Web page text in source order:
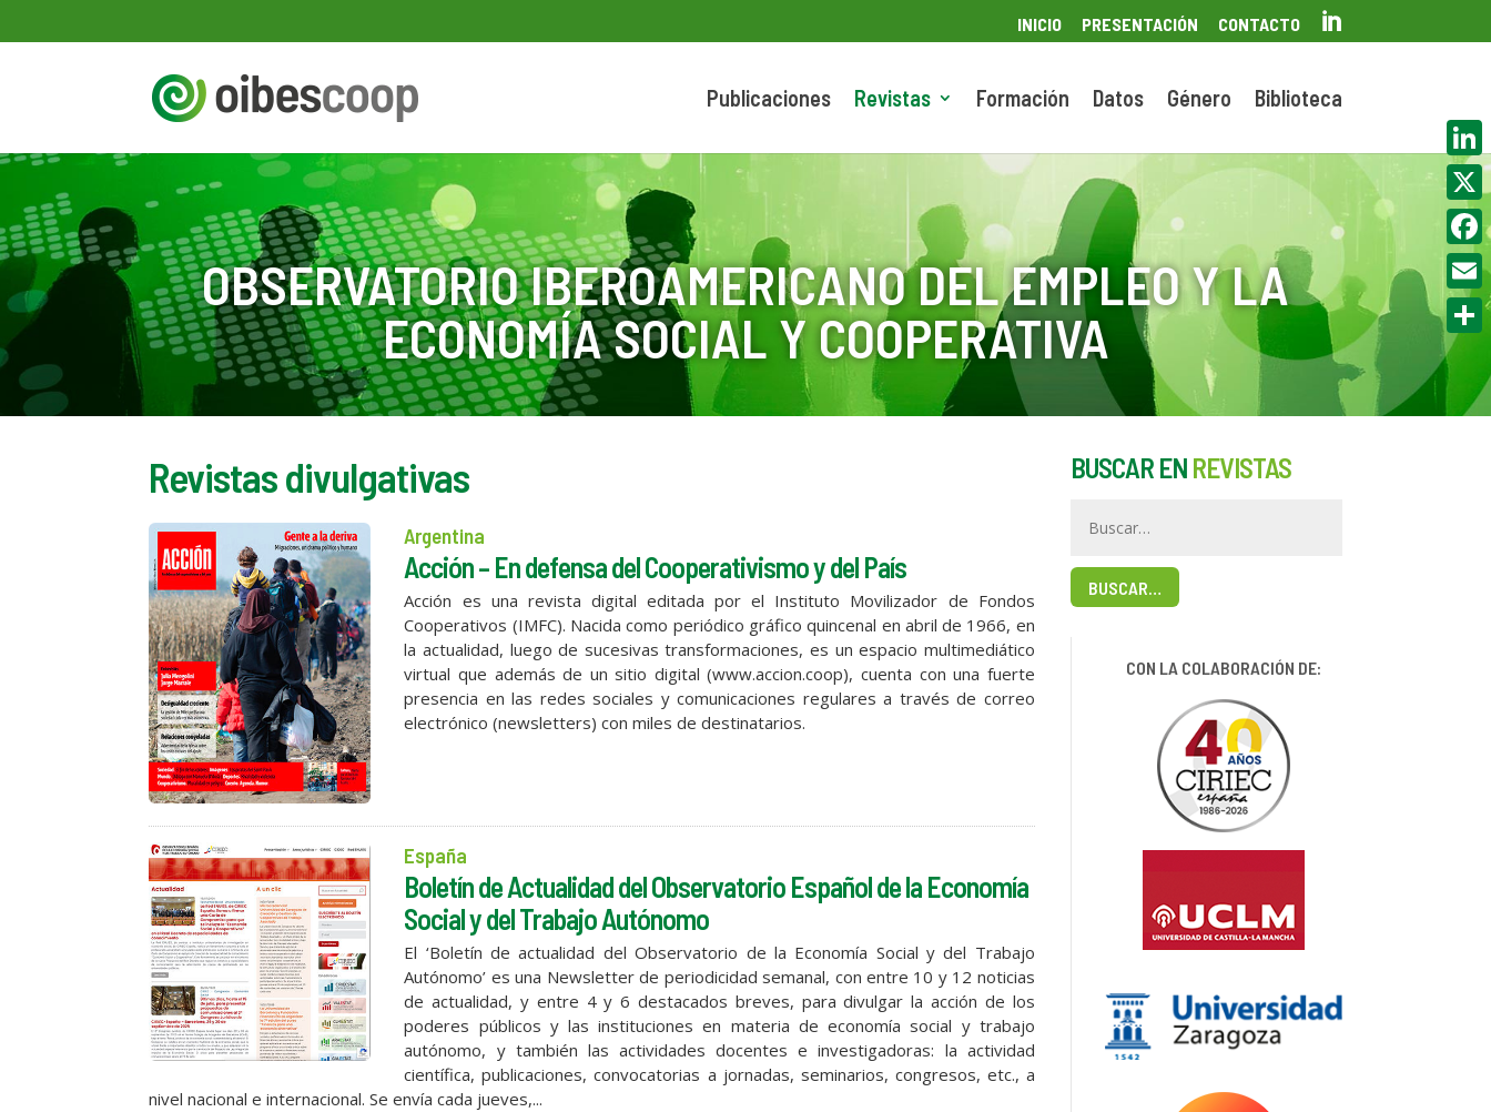
INICIO PRESENTACIÓN CONTACTO 
Publicaciones Revistas Formación Datos Género Biblioteca
OBSERVATORIO IBEROAMERICANO DEL EMPLEO Y LA
ECONOMÍA SOCIAL Y COOPERATIVA
Revistas divulgativas
Argentina
Acción – En defensa del Cooperativismo y del País
Acción es una revista digital editada por el Instituto Movilizador de Fondos
Cooperativos (IMFC). Nacida como periódico gráfico quincenal en abril de 1966, en
la actualidad, luego de sucesivas transformaciones, es un espacio multimediático
virtual que además de un sitio digital (www.accion.coop), cuenta con una fuerte
presencia en las redes sociales y comunicaciones regulares a través de correo
electrónico (newsletters) con miles de destinatarios.
España
Boletín de Actualidad del Observatorio Español de la Economía
Social y del Trabajo Autónomo
El ‘Boletín de actualidad del Observatorio de la Economía Social y del Trabajo
Autónomo’ es una Newsletter de periodicidad semanal, con entre 10 y 12 noticias
de actualidad, y entre 4 y 6 destacados breves, para divulgar la acción de los
poderes públicos y las instituciones en materia de economía social y trabajo
autónomo, y también las actividades docentes e investigadoras: la actividad
científica, publicaciones, convocatorias a jornadas, seminarios, congresos, etc., a
nivel nacional e internacional. Se envía cada jueves,...
BUSCAR EN REVISTAS
BUSCAR…
CON LA COLABORACIÓN DE:
X
Email